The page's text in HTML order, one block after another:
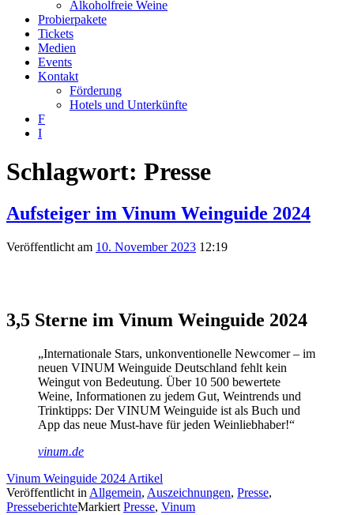
Alkoholfreie Weine
Probierpakete
Tickets
Medien
Events
Kontakt
Förderung
Hotels und Unterkünfte
F
I
Schlagwort: Presse
Aufsteiger im Vinum Weinguide 2024
Veröffentlicht am 10. November 2023 12:19
3,5 Sterne im Vinum Weinguide 2024
„Internationale Stars, unkonventionelle Newcomer – im
neuen VINUM Weinguide Deutschland fehlt kein
Weingut von Bedeutung. Über 10 500 bewertete
Weine, Informationen zu jedem Gut, Weintrends und
Trinktipps: Der VINUM Weinguide ist als Buch und
App das neue Must-have für jeden Weinliebhaber!“
vinum.de
Vinum Weinguide 2024 Artikel
Veröffentlicht in Allgemein, Auszeichnungen, Presse,
PresseberichteMarkiert Presse, Vinum